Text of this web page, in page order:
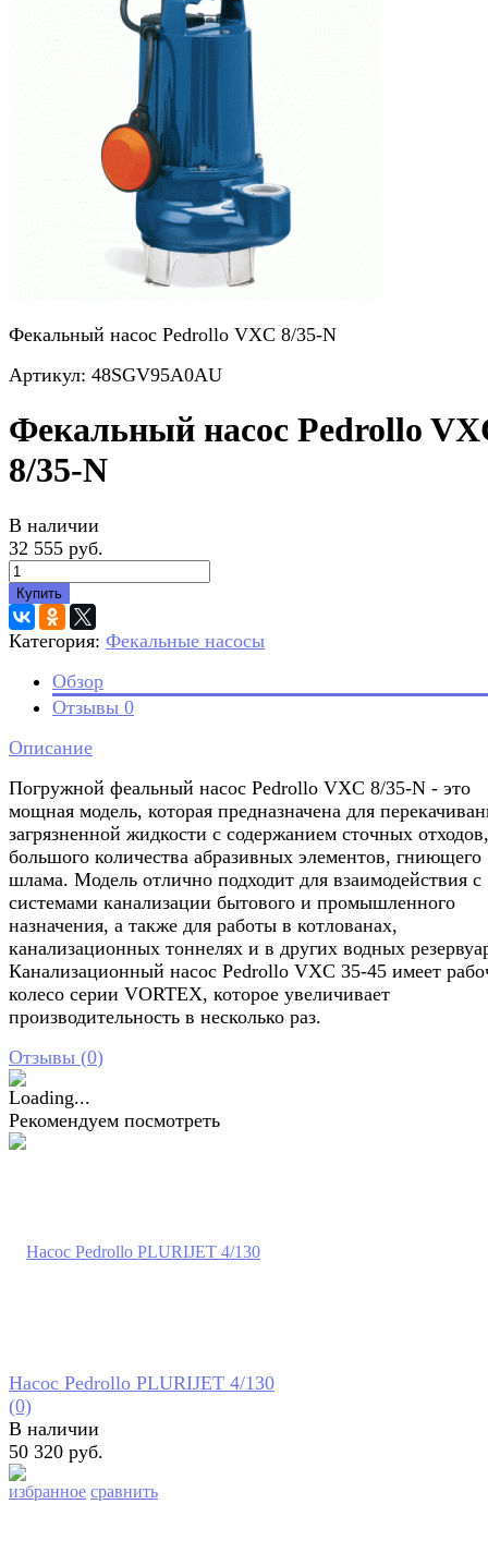
Фекальный насос Pedrollo VXC 8/35-N
Артикул: 48SGV95A0AU
Фекальный насос Pedrollo
8/35-N
В наличии
32 555 руб.
Купить
Категория: Фекальные насосы
Обзор
Отзывы 0
Описание
Погружной феальный насос Pedrollo VXC 8/35-N - это
мощная модель, которая предназначена для
загрязненной жидкости с содержанием сточных отходов,
большого количества абразивных элементов, гниющего
шлама. Модель отлично подходит для взаимодействия с
системами канализации бытового и промышленного
назначения, а также для работы в котлованах,
канализационных тоннелях и в других водных
Канализационный насос Pedrollo VXC 35-45 имеет
колесо серии VORTEX, которое увеличивает
производительность в несколько раз.
Отзывы (0)
Рекомендуем посмотреть
избранное сравнить
Насос Pedrollo PLURIJET 4/130
(0)
В наличии
50 320 руб.